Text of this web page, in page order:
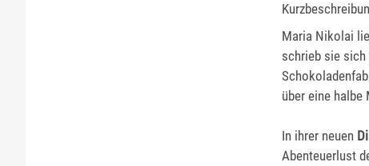
Maria Nikolai
schrieb sie sich
über eine
In ihrer neuen
Abenteuerlust